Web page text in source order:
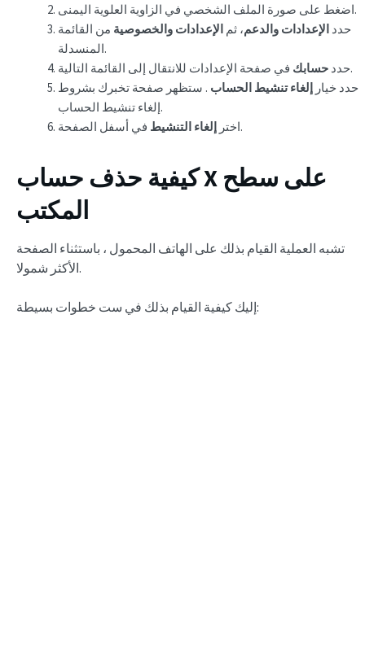
اضغط على صورة الملف الشخصي في الزاوية العلوية اليمنى.
حدد الإعدادات والدعم، ثم الإعدادات والخصوصية من القائمة
المنسدلة.
حدد حسابك
في صفحة الإعدادات للانتقال إلى القائمة التالية.
حدد خيار إلغاء تنشيط الحساب . ستظهر صفحة تخبرك بشروط
إلغاء تنشيط الحساب.
اختر إلغاء التنشيط في أسفل الصفحة.
كيفية حذف حساب X على سطح
المكتب
تشبه العملية القيام بذلك على الهاتف المحمول ، باستثناء الصفحة
الأكثر شمولا.
إليك كيفية القيام بذلك في ست خطوات بسيطة: